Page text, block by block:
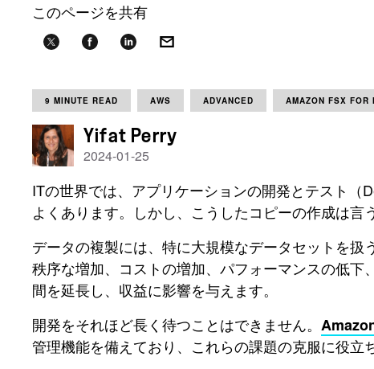
このページを共有
9 MINUTE READ AWS ADVANCED AMAZON FSX FOR
Yifat Perry
2024-01-25
ITの世界では、アプリケーションの開発とテスト
よくあります。しかし、こうしたコピーの作成は言
データの複製には、特に大規模なデータセットを
秩序な増加、コストの増加、パフォーマンスの低
間を延長し、収益に影響を与えます。
開発をそれほど長く待つことはできません。
管理機能を備えており、これらの課題の克服に役立